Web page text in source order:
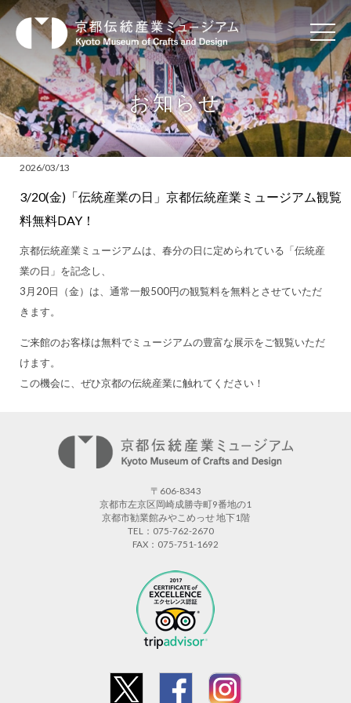
お知らせ
2026/03/13
3/20(金)「伝統産業の日」京都伝統産業ミュージアム観覧
料無料DAY！
京都伝統産業ミュージアムは、春分の日に定められている「伝統産
業の日」を記念し、
3月20日（金）は、通常一般500円の観覧料を無料とさせていただ
きます。
ご来館のお客様は無料でミュージアムの豊富な展示をご観覧いただ
けます。
この機会に、ぜひ京都の伝統産業に触れてください！
〒606-8343
京都市左京区岡崎成勝寺町9番地の1
京都市勧業館みやこめっせ 地下1階
TEL：075-762-2670
FAX：075-751-1692